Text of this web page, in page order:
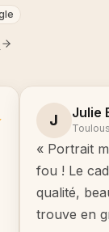
J Julie
« Portrait
fou ! Le
qualité,
trouve en